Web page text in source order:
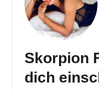
Skorpion
dich